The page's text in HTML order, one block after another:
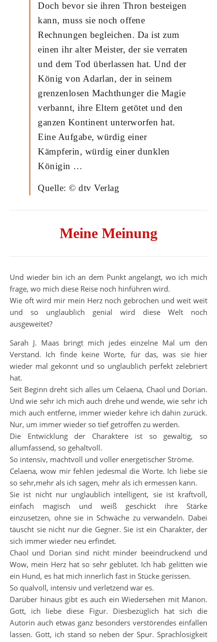
Doch bevor sie ihren Thron besteigen
kann, muss sie noch offene
Rechnungen begleichen. Da ist zum
einen ihr alter Meister, der sie verraten
und dem Tod überlassen hat. Und der
König von Adarlan, der in seinem
grenzenlosen Machthunger die Magie
verbannt, ihre Eltern getötet und den
ganzen Kontinent unterworfen hat.
Eine Aufgabe, würdig einer
Kämpferin, würdig einer dunklen
Königin …
Quelle: © dtv Verlag
Meine Meinung
Und wieder bin ich an dem Punkt angelangt, wo ich mich
frage, wo mich diese Reise noch hinführen wird.
Wie oft wird mir mein Herz noch gebrochen und weit weit
und so unglaublich genial wird diese Welt noch
ausgeweitet?
Sarah J. Maas bringt mich jedes einzelne Mal um den
Verstand. Ich finde keine Worte, für das, was sie hier
wieder mal gekonnt und so unglaublich perfekt zelebriert
hat.
Seit Beginn dreht sich alles um Celaena, Chaol und Dorian.
Und wie sehr ich mich auch drehe und wende, wie sehr ich
mich auch entferne, immer wieder kehre ich dahin zurück.
Nur, um immer wieder so tief getroffen zu werden.
Die Entwicklung der Charaktere ist so gewaltig, so
allumfassend, so gehaltvoll.
So intensiv, machtvoll und voller energetischer Ströme.
Celaena, wow mir fehlen jedesmal die Worte. Ich liebe sie
so sehr,mehr als ich sagen, mehr als ich ermessen kann.
Sie ist nicht nur unglaublich intelligent, sie ist kraftvoll,
einfach magisch und weiß geschickt ihre Stärke
einzusetzen, ohne sie in Schwäche zu verwandeln. Dabei
täuscht sie nicht nur die Gegner. Sie ist ein Charakter, der
sich immer wieder neu erfindet.
Chaol und Dorian sind nicht minder beeindruckend und
Wow, mein Herz hat so sehr geblutet. Ich hab gelitten wie
ein Hund, es hat mich innerlich fast in Stücke gerissen.
So qualvoll, intensiv und verletzend war es.
Darüber hinaus gibt es auch ein Wiedersehen mit Manon.
Gott, ich liebe diese Figur. Diesbezüglich hat sich die
Autorin auch etwas ganz besonders verstörendes einfallen
lassen. Gott, ich stand so neben der Spur. Sprachlosigkeit